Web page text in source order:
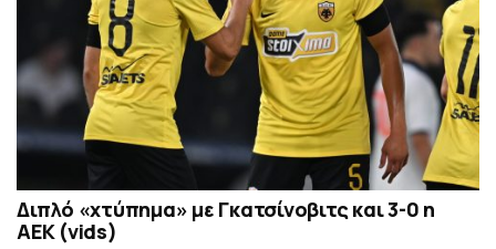
Διπλό «χτύπημα» με Γκατσίνοβιτς και 3-0 η
ΑΕΚ (vids)